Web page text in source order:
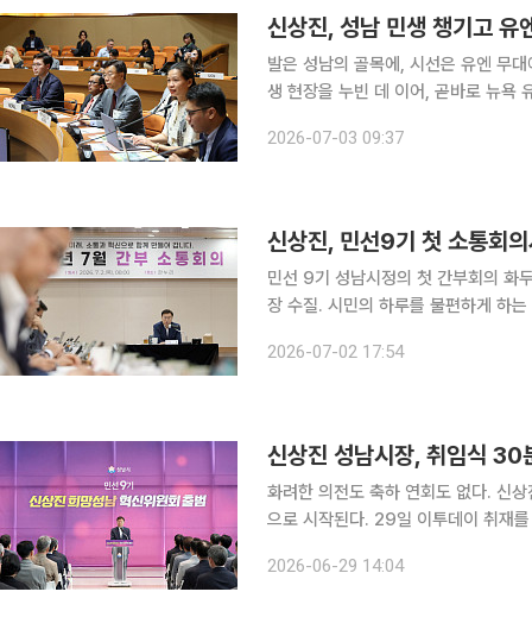
신상진, 성남 민생 챙기고
발은 성남의 골목에, 시선은 유엔 무
생 현장을 누빈 데 이어, 곧바로 뉴욕
취재를 종합하면, 신상진 성남시장은
2026-07-03 09:37
신상진, 민선9기 첫 소통회
민선 9기 성남시정의 첫 간부회의 화
장 수질. 시민의 하루를 불편하게 하는 가장
선 9기는 시민이 일상에서 변화를 체
2026-07-02 17:54
화려한 의전도 축하 연회도 없다. 신
으로 시작된다. 29일 이투데이 취재를 종합하면 성남시는 민선 9기 출범을 맞아 신상진 성남시장의
훈·재향군인·체육·장애인·문화예술·아
2026-06-29 14:04